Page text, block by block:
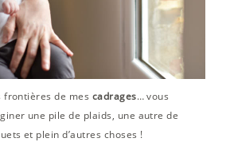
frontières de mes cadrages… vous
une pile de plaids, une autre de
et plein d’autres choses !